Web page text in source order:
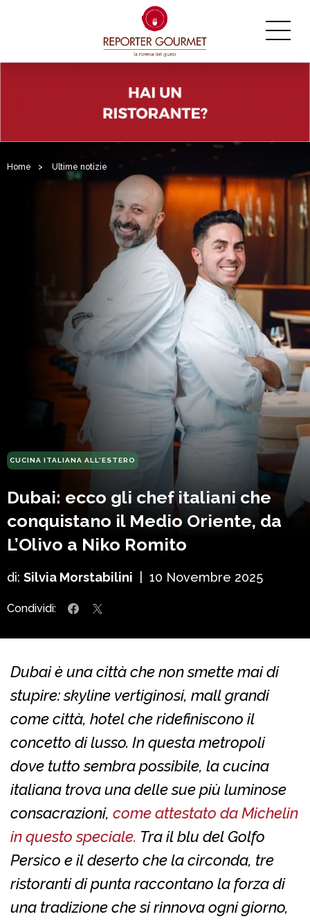
Home > Ultime notizie
CUCINA ITALIANA ALL'ESTERO
Dubai: ecco gli chef italiani che
conquistano il Medio Oriente, da
L’Olivo a Niko Romito
di: Silvia Morstabilini 10 Novembre 2025
Condividi:
Dubai è una città che non smette mai di
stupire: skyline vertiginosi, mall grandi
come città, hotel che ridefiniscono il
concetto di lusso. In questa metropoli
dove tutto sembra possibile, la cucina
italiana trova una delle sue più luminose
consacrazioni, come attestato da Michelin
in questo speciale. Tra il blu del Golfo
Persico e il deserto che la circonda, tre
ristoranti di punta raccontano la forza di
una tradizione che si rinnova ogni giorno,